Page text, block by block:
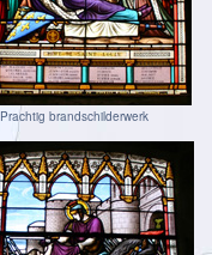
Prachtig brandschilderwerk